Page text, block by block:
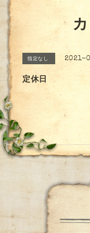
指定なし 2021-
定休日